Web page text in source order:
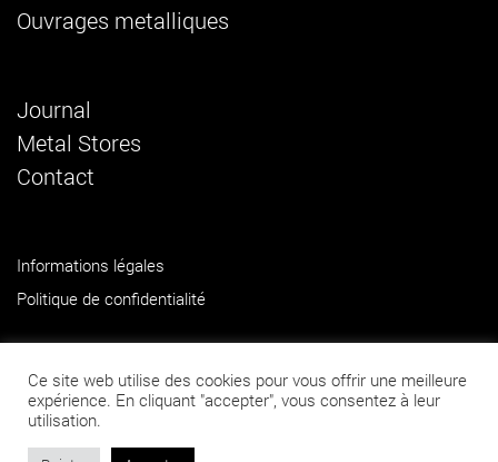
Ouvrages metalliques
Journal
Metal Stores
Contact
Informations légales
Politique de confidentialité
© 2026 Métal Stores
Ce site web utilise des cookies pour vous offrir une meilleure
expérience. En cliquant "accepter", vous consentez à leur
utilisation.